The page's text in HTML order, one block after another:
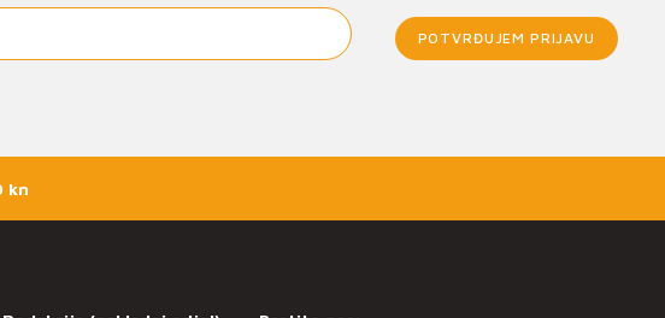
POTVRĐUJEM PRIJAVU
kn